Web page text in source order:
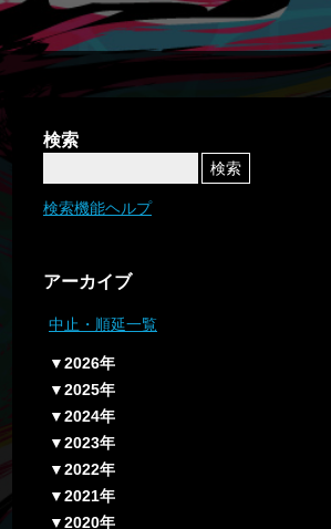
検索
検索機能ヘルプ
アーカイブ
中止・順延一覧
▼2026年
▼2025年
▼2024年
▼2023年
▼2022年
▼2021年
▼2020年